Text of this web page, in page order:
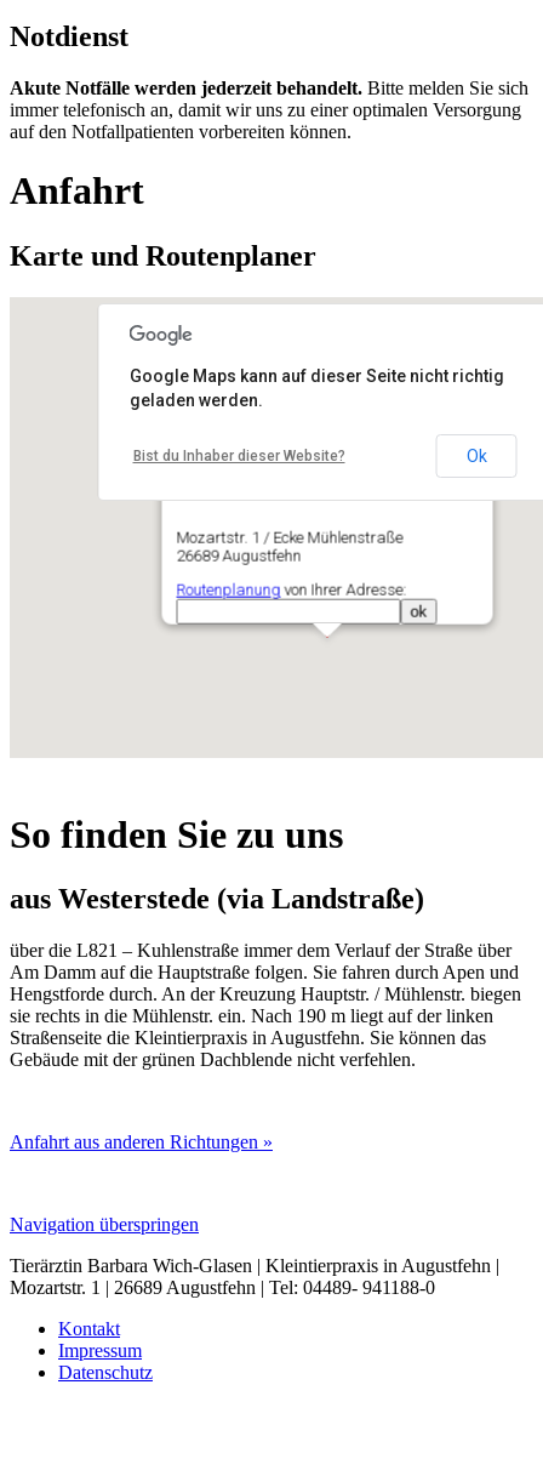
Notdienst
Akute Notfälle werden jederzeit behandelt. Bitte melden Sie sich
immer telefonisch an, damit wir uns zu einer optimalen Versorgung
auf den Notfallpatienten vorbereiten können.
Anfahrt
Karte und Routenplaner
Kleintierpraxis in Augustfehn
Mozartstr. 1 / Ecke Mühlenstraße
26689 Augustfehn
Routenplanung von Ihrer Adresse:
Google Maps kann auf dieser Seite nicht richtig
geladen werden.
Bist du Inhaber dieser Website? Ok
So finden Sie zu uns
aus Westerstede (via Landstraße)
über die L821 – Kuhlenstraße immer dem Verlauf der Straße über
Am Damm auf die Hauptstraße folgen. Sie fahren durch Apen und
Hengstforde durch. An der Kreuzung Hauptstr. / Mühlenstr. biegen
sie rechts in die Mühlenstr. ein. Nach 190 m liegt auf der linken
Straßenseite die Kleintierpraxis in Augustfehn. Sie können das
Gebäude mit der grünen Dachblende nicht verfehlen.
Anfahrt aus anderen Richtungen »
Navigation überspringen
Tierärztin Barbara Wich-Glasen | Kleintierpraxis in Augustfehn |
Mozartstr. 1 | 26689 Augustfehn | Tel: 04489- 941188-0
Kontakt
Impressum
Datenschutz